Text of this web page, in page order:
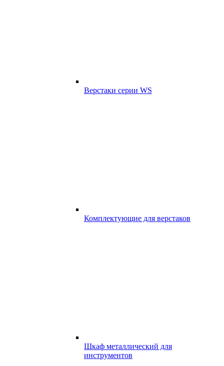
Верстаки серии WS
Комплектующие для верстаков
Шкаф металлический для
инструментов